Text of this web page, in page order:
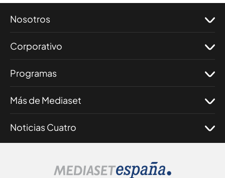
Nosotros
Corporativo
Programas
Más de Mediaset
Noticias Cuatro